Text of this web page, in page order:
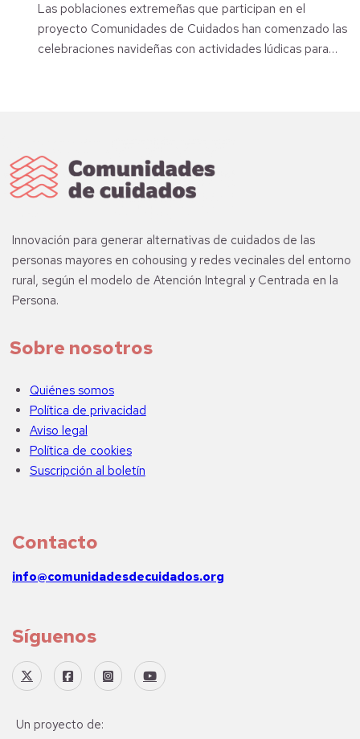
Las poblaciones extremeñas que participan en el
proyecto Comunidades de Cuidados han comenzado las
celebraciones navideñas con actividades lúdicas para…
Innovación para generar alternativas de cuidados de las
personas mayores en cohousing y redes vecinales del entorno
rural, según el modelo de Atención Integral y Centrada en la
Persona.
Sobre nosotros
Quiénes somos
Política de privacidad
Aviso legal
Política de cookies
Suscripción al boletín
Contacto
info@comunidadesdecuidados.org
Síguenos
Un proyecto de: